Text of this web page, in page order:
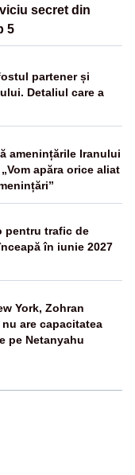
secret din
5
partener și
Detaliul care a
amenințările Iranului
apăra orice aliat
pentru trafic de
în iunie 2027
York, Zohran
are capacitatea
pe Netanyahu